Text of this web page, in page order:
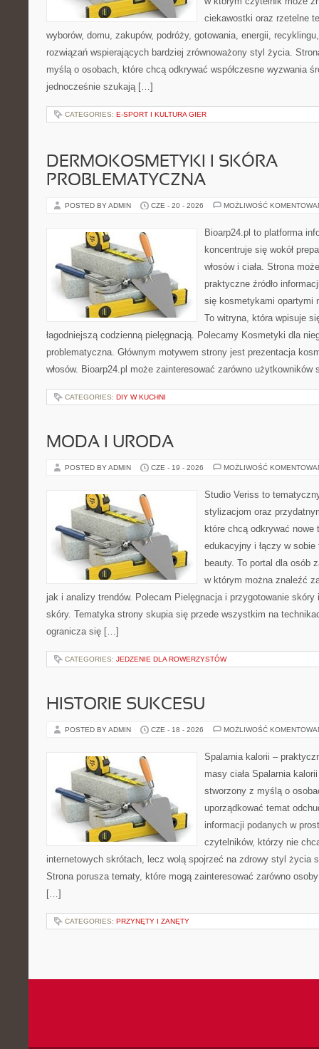
ciekawostki oraz rzetelne
wyborów, domu, zakupów, podróży, gotowania, energii,
rozwiązań wspierających bardziej zrównoważony styl życia.
myślą o osobach, które chcą odkrywać współczesne wyzwania
jednocześnie szukają […]
CATEGORIES: E-SPORT I KULTURA GIER
DERMOKOSMETYKI I SKÓRA
PROBLEMATYCZNA
POSTED BY ADMIN CZE - 20 - 2026 MOŻLIWOŚĆ
Bioarp24.pl to platforma
koncentruje się wokół
włosów i ciała. Strona
praktyczne źródło
się kosmetykami opartymi
To witryna, która wpisuje
łagodniejszą codzienną pielęgnacją. Polecamy Kosmetyki dla
problematyczna. Głównym motywem strony jest prezentacja
włosów. Bioarp24.pl może zainteresować zarówno
CATEGORIES: DIY W KUCHNI
MODA I URODA
POSTED BY ADMIN CZE - 19 - 2026 MOŻLIWOŚĆ
Studio Veriss to
stylizacjom oraz
które chcą odkrywać nowe
edukacyjny i łączy w
beauty. To portal dla osób
w którym można znaleźć
jak i analizy trendów. Polecam Pielęgnacja i przygotowanie
skóry. Tematyka strony skupia się przede wszystkim na
ogranicza się […]
CATEGORIES: JEDZENIE DLA ROWERZYSTÓW
HISTORIE SUKCESU
POSTED BY ADMIN CZE - 18 - 2026 MOŻLIWOŚĆ
Spalarnia kalorii –
masy ciała Spalarnia
stworzony z myślą o
uporządkować temat
informacji podanych w
czytelników, którzy nie
internetowych skrótach, lecz wolą spojrzeć na zdrowy styl życia
Strona porusza tematy, które mogą zainteresować zarówno
[…]
CATEGORIES: PRZYNĘTY I ZANĘTY